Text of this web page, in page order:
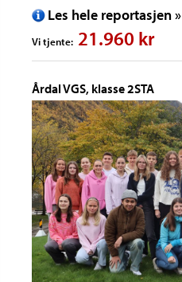
Les hele reportasjen »
Vi tjente: 21.960 kr
Årdal VGS, klasse 2STA